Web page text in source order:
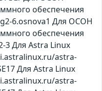
обеспечения
6.osnova1 Для ОСОН
обеспечения
3 Для Astra Linux
astra-
Для Astra Linux
astra-